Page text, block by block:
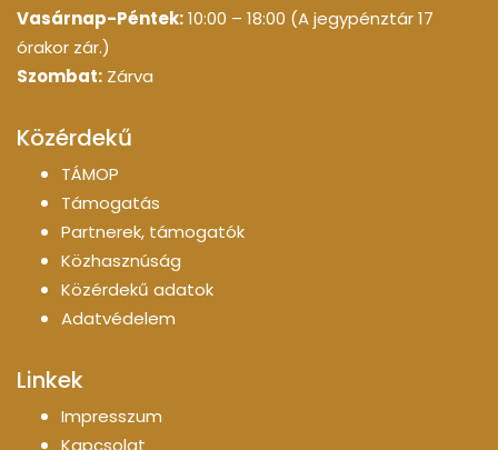
Vasárnap-Péntek:10:00 – 18:00 (A jegypénztár 17
órakor zár.)
Szombat: Zárva
Közérdekű
TÁMOP
Támogatás
Partnerek, támogatók
Közhasznúság
Közérdekű adatok
Adatvédelem
Linkek
Impresszum
Kapcsolat